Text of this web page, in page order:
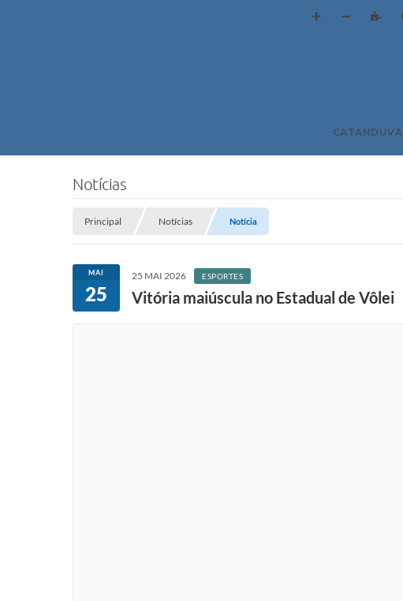
CATANDUVA
Notícias
Principal Notícias Notícia
MAI
25
25 MAI 2026 ESPORTES
Vitória maiúscula no Estadual de Vôlei